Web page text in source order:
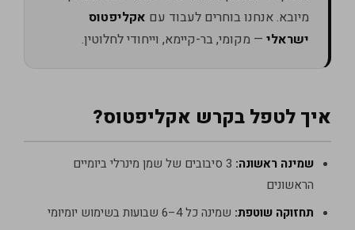
מיובא. אנחנו בוחרים לעבוד עם אקליפטוס
ישראלי— מקומי, בר-קיימא, וייחודי לחלוטין.
איך לטפל בקרש אקליפטוס?
שמינה ראשונה: 3 סיבובים של שמן מינרלי ביומיים
הראשונים
תחזוקה שוטפת: שמינה כל 4–6 שבועות בשימוש יומיומי